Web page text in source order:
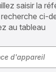
saisir la
ci-
au tableau